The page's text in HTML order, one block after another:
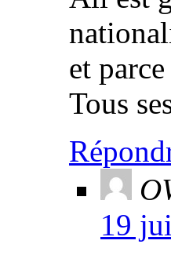
et
Tous
19